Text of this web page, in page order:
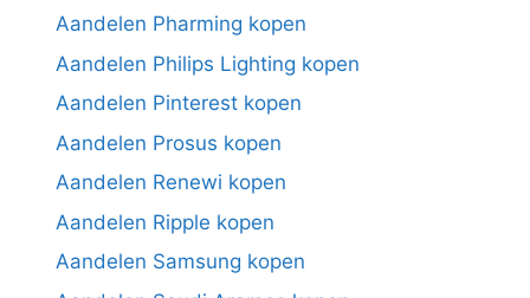
Aandelen Pharming kopen
Aandelen Philips Lighting kopen
Aandelen Pinterest kopen
Aandelen Prosus kopen
Aandelen Renewi kopen
Aandelen Ripple kopen
Aandelen Samsung kopen